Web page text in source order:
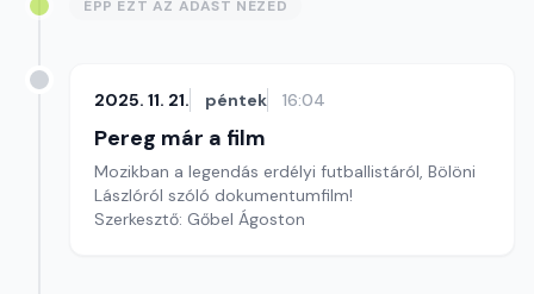
ÉPP EZT AZ ADÁST NÉZED
2025. 11. 21. péntek 16:04
Pereg már a film
Mozikban a legendás erdélyi futballistáról, Bölöni
Lászlóról szóló dokumentumfilm!
Szerkesztő: Gőbel Ágoston